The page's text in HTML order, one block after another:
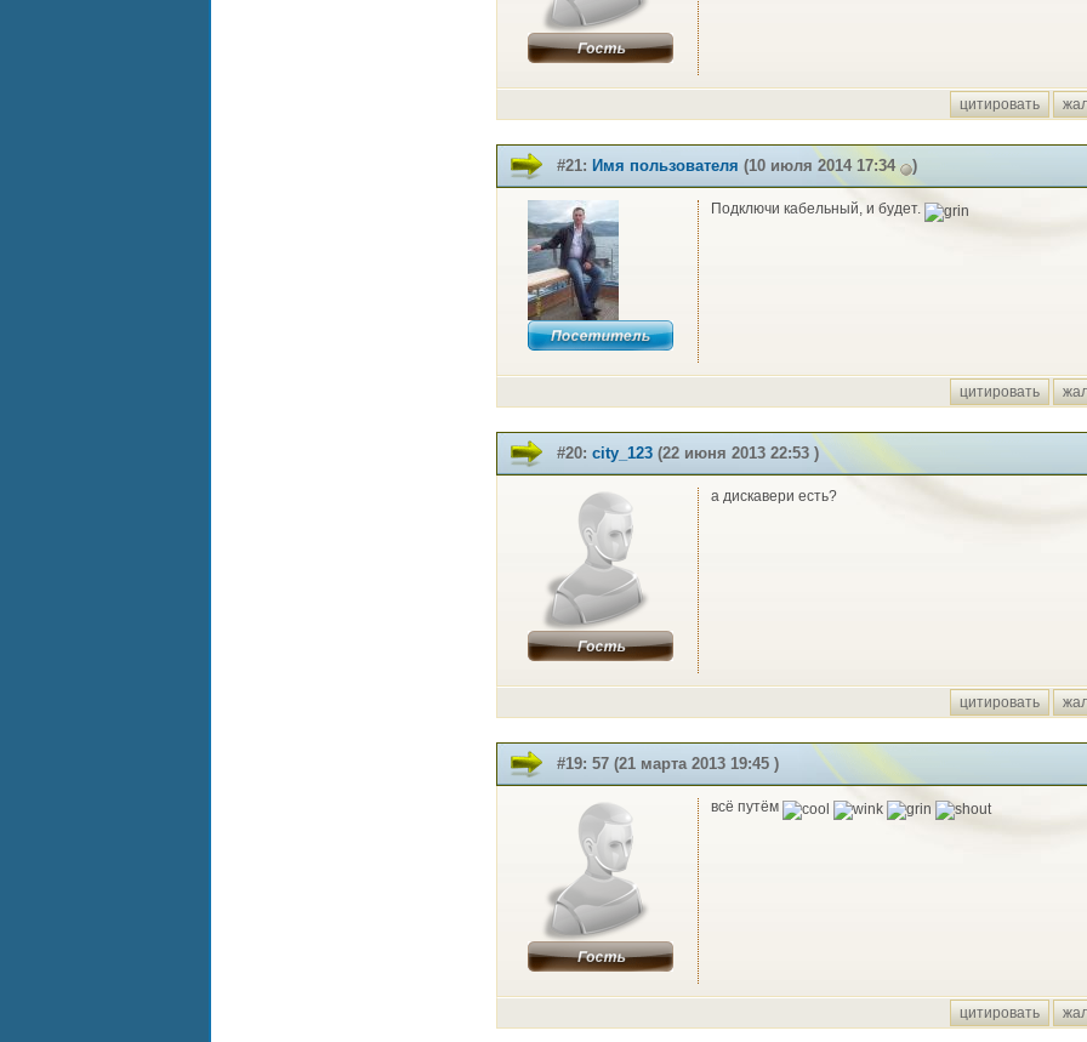
цитировать
#21: Имя пользователя (10 июля 2014 17:34 )
Подключи кабельный, и будет.
цитировать
#20: city_123 (22 июня 2013 22:53 )
а дискавери есть?
цитировать
#19: 57 (21 марта 2013 19:45 )
всё путём
цитировать